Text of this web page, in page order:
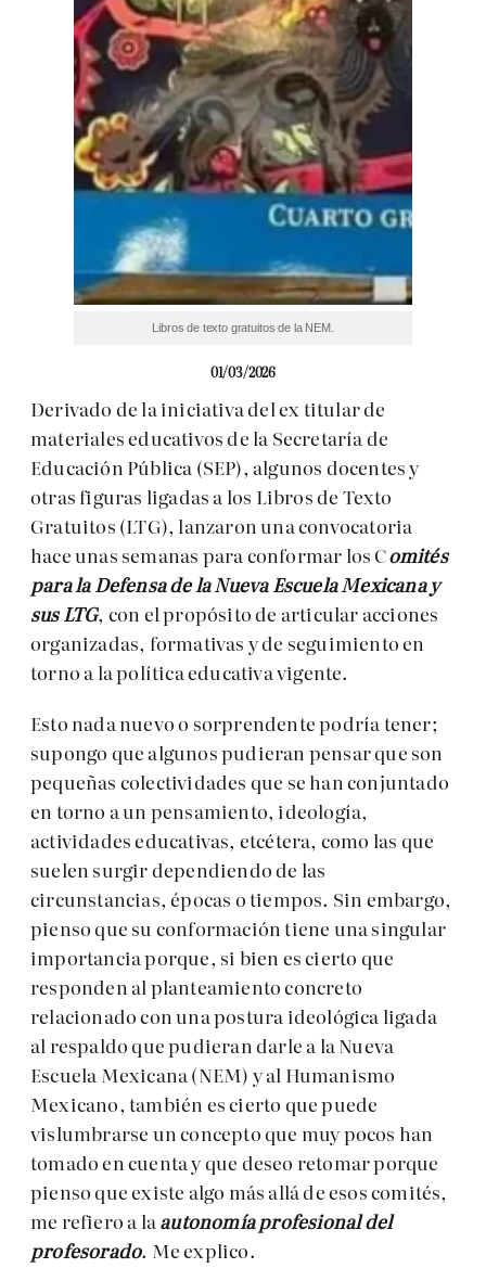
Libros de texto gratuitos de la NEM.
01/03/2026
Derivado de la iniciativa del ex titular de
materiales educativos de la Secretaría de
Educación Pública (SEP), algunos docentes y
otras figuras ligadas a los Libros de Texto
Gratuitos (LTG), lanzaron una convocatoria
hace unas semanas para conformar los Comités
para la Defensa de la Nueva Escuela Mexicana y
sus LTG, con el propósito de articular acciones
organizadas, formativas y de seguimiento en
torno a la política educativa vigente.
Esto nada nuevo o sorprendente podría tener;
supongo que algunos pudieran pensar que son
pequeñas colectividades que se han conjuntado
en torno a un pensamiento, ideología,
actividades educativas, etcétera, como las que
suelen surgir dependiendo de las
circunstancias, épocas o tiempos. Sin embargo,
pienso que su conformación tiene una singular
importancia porque, si bien es cierto que
responden al planteamiento concreto
relacionado con una postura ideológica ligada
al respaldo que pudieran darle a la Nueva
Escuela Mexicana (NEM) y al Humanismo
Mexicano, también es cierto que puede
vislumbrarse un concepto que muy pocos han
tomado en cuenta y que deseo retomar porque
pienso que existe algo más allá de esos comités,
me refiero a laautonomía profesional del
profesorado. Me explico.